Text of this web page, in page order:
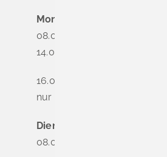
Montag
08.00 - 12.00 Uhr
14.00 - 16.00 Uhr
16.00 - 18.00 Uhr
nur nach Terminvereinbarung
Dienstag - Freitag
08.00 - 12.00 Uhr